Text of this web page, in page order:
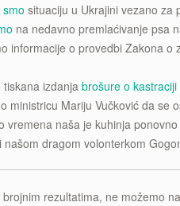
situaciju u Ukrajini vezano za
na nedavno premlaćivanje psa
informacije o provedbi Zakona o
tiskana izdanja brošure o kastraciji
ministricu Mariju Vučković da se
vremena naša je kuhinja
našom dragom volonterkom
rezultatima, ne možemo